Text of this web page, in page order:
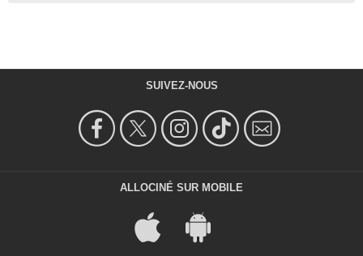
SUIVEZ-NOUS
ALLOCINÉ SUR MOBILE